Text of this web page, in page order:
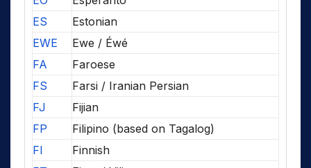
ES
Estonian
EWE
Ewe / Éwé
FA
Faroese
FS
Farsi / Iranian Persian
FJ
Fijian
FP
Filipino (based on Tagalog)
FI
Finnish